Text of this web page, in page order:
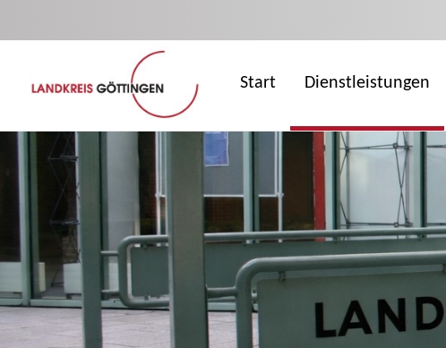
Start Dienstleistungen